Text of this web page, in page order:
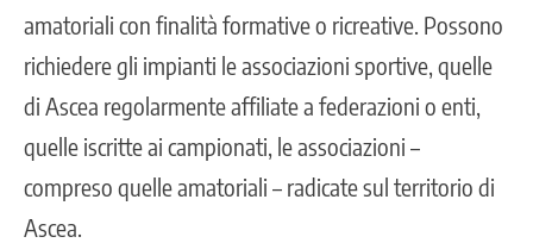
amatoriali con finalità formative o ricreative. Possono
richiedere gli impianti le associazioni sportive, quelle
di Ascea regolarmente affiliate a federazioni o enti,
quelle iscritte ai campionati, le associazioni –
compreso quelle amatoriali – radicate sul territorio di
Ascea.